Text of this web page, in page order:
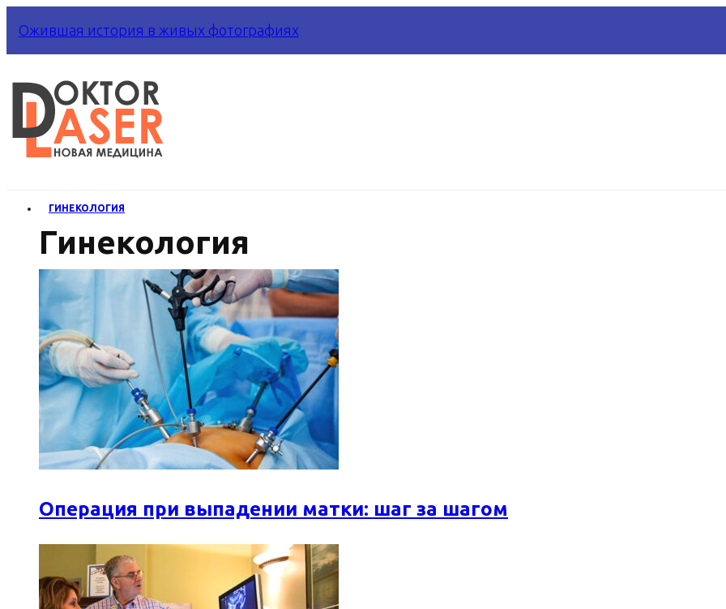
Ожившая история в живых фотографиях
ГИНЕКОЛОГИЯ
Гинекология
Операция при выпадении матки: шаг за шагом